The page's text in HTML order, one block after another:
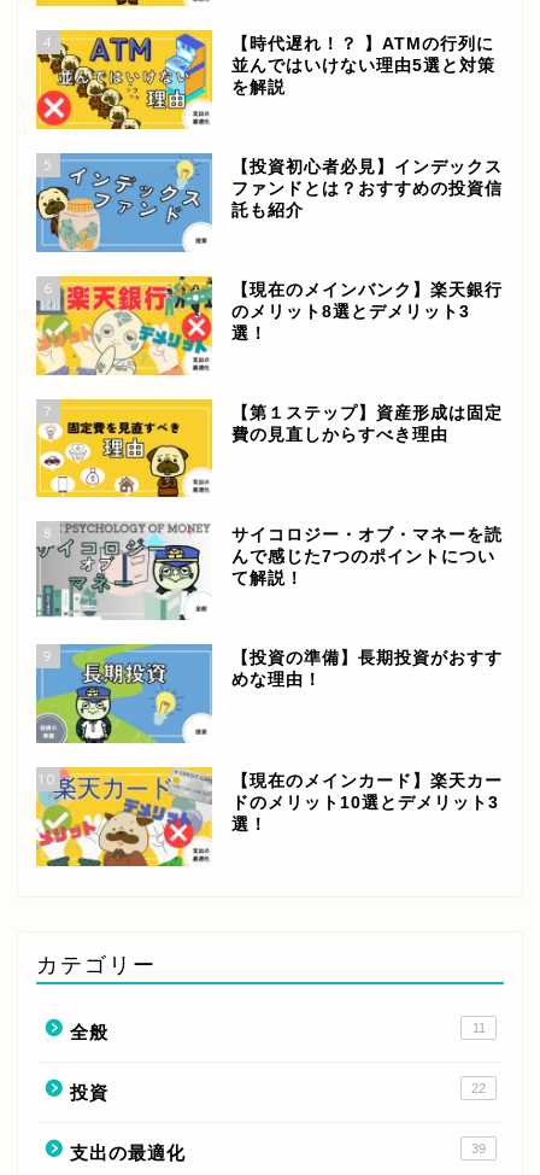
4
【時代遅れ！？ 】ATMの行列に
並んではいけない理由5選と対策
を解説
5
【投資初心者必見】インデックス
ファンドとは？おすすめの投資信
託も紹介
6
【現在のメインバンク】楽天銀行
のメリット8選とデメリット3
選！
7
【第１ステップ】資産形成は固定
費の見直しからすべき理由
8
サイコロジー・オブ・マネーを読
んで感じた7つのポイントについ
て解説！
9
【投資の準備】長期投資がおすす
めな理由！
10
【現在のメインカード】楽天カー
ドのメリット10選とデメリット3
選！
カテゴリー
全般 11
投資 22
支出の最適化 39